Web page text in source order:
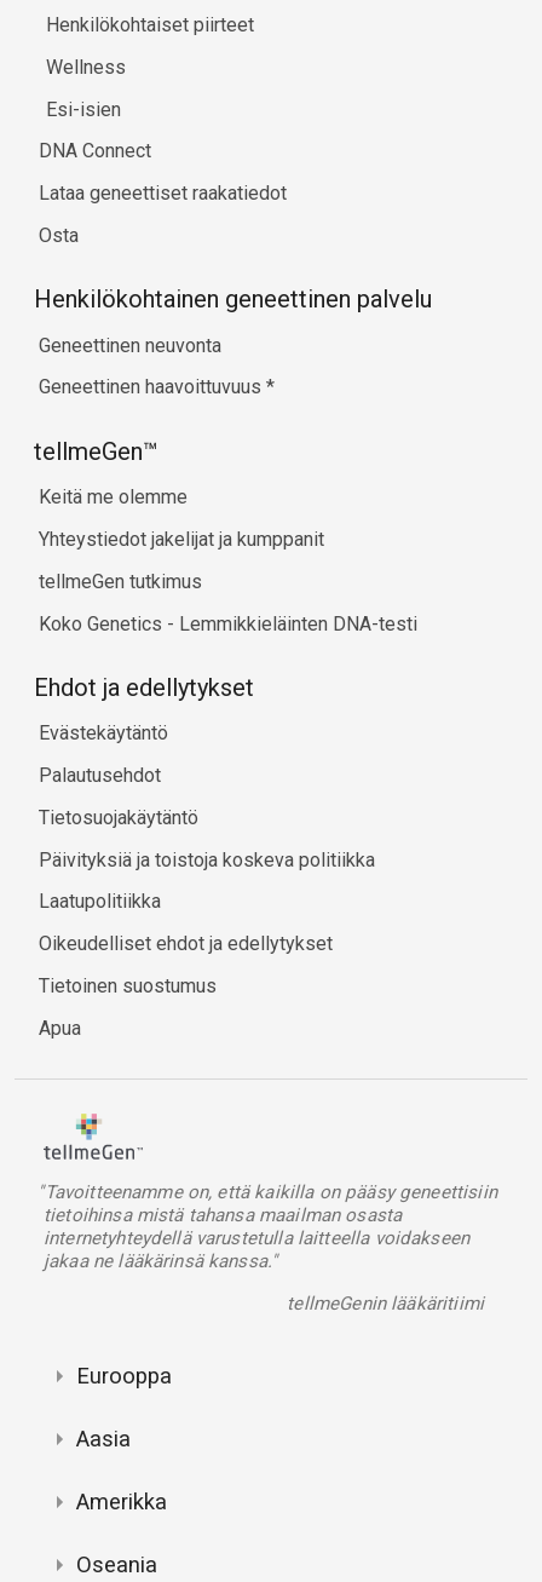
Henkilökohtaiset piirteet
Wellness
Esi-isien
DNA Connect
Lataa geneettiset raakatiedot
Osta
Henkilökohtainen geneettinen palvelu
Geneettinen neuvonta
Geneettinen haavoittuvuus *
tellmeGen™
Keitä me olemme
Yhteystiedot jakelijat ja kumppanit
tellmeGen tutkimus
Koko Genetics - Lemmikkieläinten DNA-testi
Ehdot ja edellytykset
Evästekäytäntö
Palautusehdot
Tietosuojakäytäntö
Päivityksiä ja toistoja koskeva politiikka
Laatupolitiikka
Oikeudelliset ehdot ja edellytykset
Tietoinen suostumus
Apua
"Tavoitteenamme on, että kaikilla on pääsy geneettisiin
tietoihinsa mistä tahansa maailman osasta
internetyhteydellä varustetulla laitteella voidakseen
jakaa ne lääkärinsä kanssa."
tellmeGenin lääkäritiimi
Eurooppa
Aasia
Amerikka
Oseania